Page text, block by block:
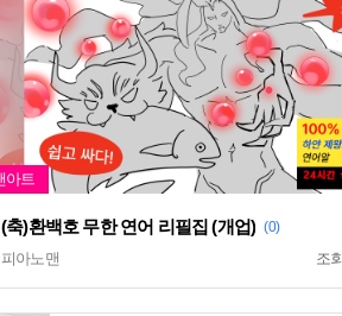
(축)환백호 무한 연어 리필집 (개업) (0)
피아노맨 조